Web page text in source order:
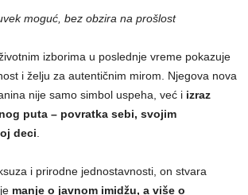
moguć, bez obzira na prošlost
izborima u poslednje vreme pokazuje
i želju za autentičnim mirom. Njegova nova
nije samo simbol uspeha, već i izraz
puta – povratka sebi, svojim
deci
i prirodne jednostavnosti, on stvara
manje o javnom imidžu, a više o